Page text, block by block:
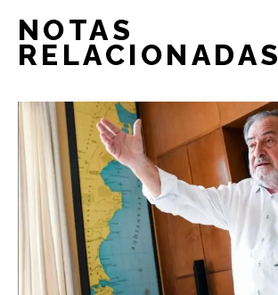
NOTAS
RELACIONADAS